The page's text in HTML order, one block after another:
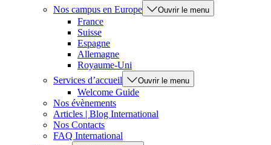
Nos campus en Europe
Ouvrir le menu
France
Suisse
Espagne
Allemagne
Royaume-Uni
Services d’accueil
Ouvrir le menu
Welcome Guide
Nos évènements
Articles | Blog International
Nos Contacts
FAQ International